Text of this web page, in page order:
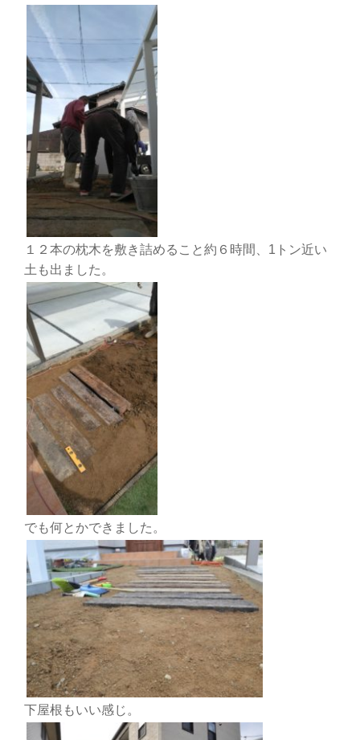
１２本の枕木を敷き詰めること約６時間、1トン近い
土も出ました。
でも何とかできました。
下屋根もいい感じ。